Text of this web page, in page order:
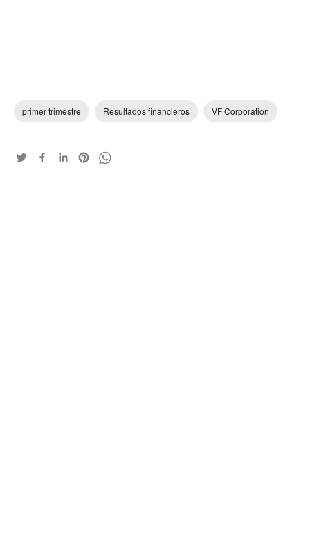
primer trimestre Resultados financieros VF Corporation